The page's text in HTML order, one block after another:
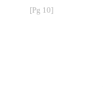
[Pg 10]